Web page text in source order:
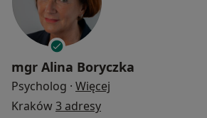
mgr Alina Boryczka
Psycholog · Więcej
Kraków3 adresy